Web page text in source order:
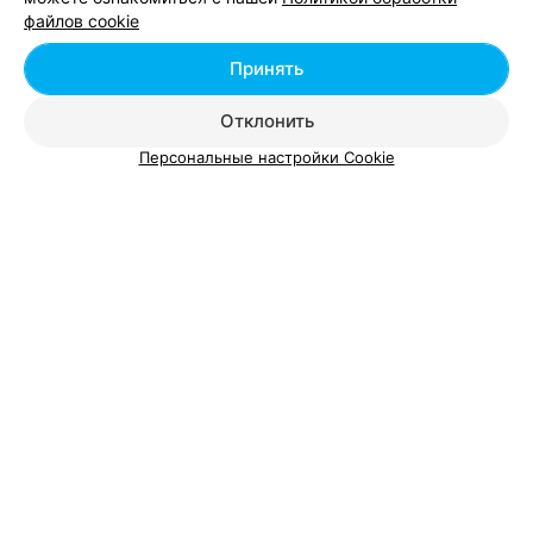
ЭФФЕКТИВНАЯ РЕКЛАМА НА САЙТЕ
файлов cookie
Отклонить
Принять
Персональные настройки Cookie